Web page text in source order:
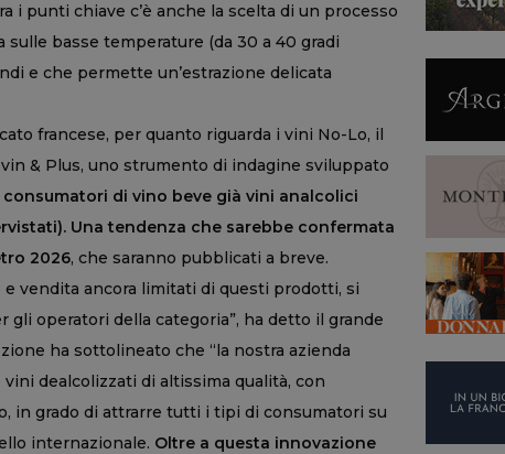
i punti chiave c’è anche la scelta di un processo
basse temperature (da 30 a 40 gradi
e che permette un’estrazione delicata
francese, per quanto riguarda i vini No-Lo, il
& Plus, uno strumento di indagine sviluppato
consumatori di vino beve già vini analcolici
Una tendenza che sarebbe confermata
2026, che saranno pubblicati a breve.
vendita ancora limitati di questi prodotti, si
operatori della categoria”, ha detto il grande
ha sottolineato che “la nostra azienda
dealcolizzati di altissima qualità, con
in grado di attrarre tutti i tipi di consumatori su
internazionale. Oltre a questa innovazione